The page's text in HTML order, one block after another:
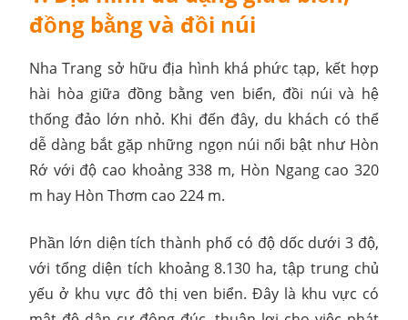
đồng bằng và đồi núi
Nha Trang sở hữu địa hình khá phức tạp, kết hợp
hài hòa giữa đồng bằng ven biển, đồi núi và hệ
thống đảo lớn nhỏ. Khi đến đây, du khách có thể
dễ dàng bắt gặp những ngọn núi nổi bật như Hòn
Rớ với độ cao khoảng 338 m, Hòn Ngang cao 320
m hay Hòn Thơm cao 224 m.
Phần lớn diện tích thành phố có độ dốc dưới 3 độ,
với tổng diện tích khoảng 8.130 ha, tập trung chủ
yếu ở khu vực đô thị ven biển. Đây là khu vực có